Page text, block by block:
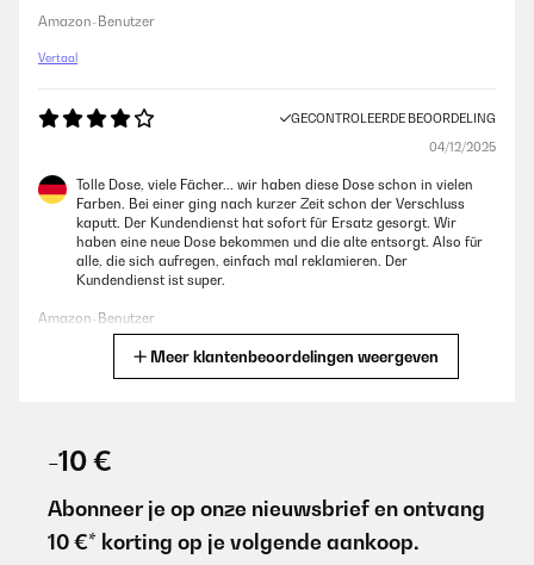
Amazon-Benutzer
Vertaal
GECONTROLEERDE BEOORDELING
04/12/2025
Tolle Dose, viele Fächer... wir haben diese Dose schon in vielen
Farben. Bei einer ging nach kurzer Zeit schon der Verschluss
kaputt. Der Kundendienst hat sofort für Ersatz gesorgt. Wir
haben eine neue Dose bekommen und die alte entsorgt. Also für
alle, die sich aufregen, einfach mal reklamieren. Der
Kundendienst ist super.
Amazon-Benutzer
genügend Fächern. Leider ist bei unserer Box nach einem
knappen Jahr der Verschluss abgebrochen. Klarstein kontaktiert,
nach gut 4-wöchiger Wartezeit kam eine Mail auf Polnisch (?)
zurück. Laut Übersetzung in etwa, wir haben keinen Kontakt und
Meer klantenbeoordelingen weergeven
-10 €
Abonneer je op onze nieuwsbrief en ontvang
10 €* korting op je volgende aankoop.